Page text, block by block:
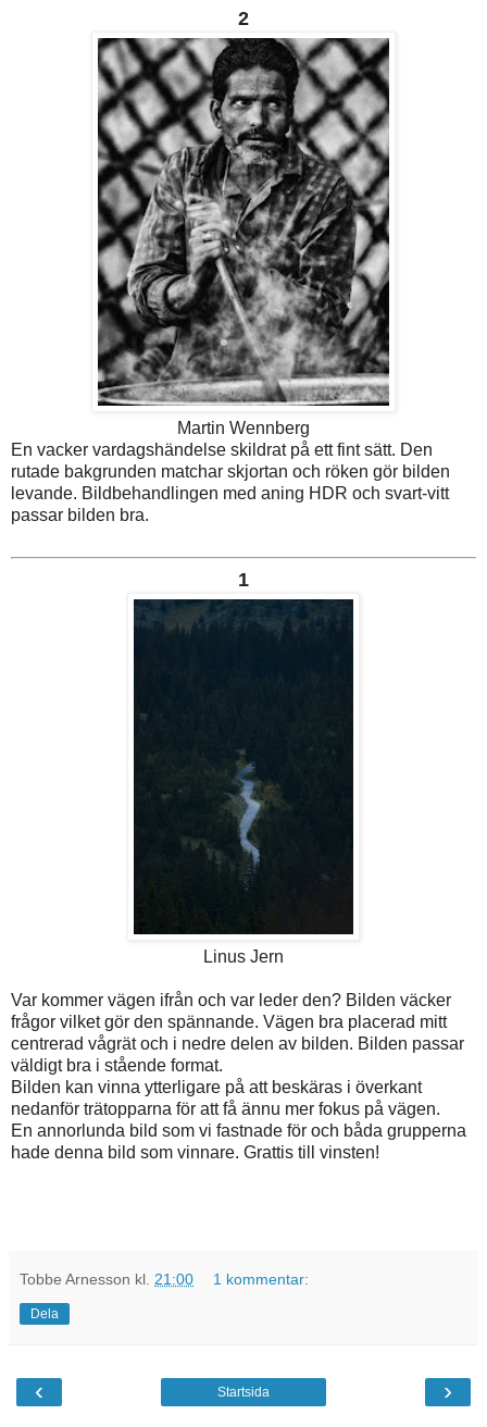
2
Martin Wennberg
En vacker vardagshändelse skildrat på ett fint sätt. Den
rutade bakgrunden matchar skjortan och röken gör bilden
levande. Bildbehandlingen med aning HDR och svart-vitt
passar bilden bra.
1
Linus Jern
Var kommer vägen ifrån och var leder den? Bilden väcker
frågor vilket gör den spännande. Vägen bra placerad mitt
centrerad vågrät och i nedre delen av bilden. Bilden passar
väldigt bra i stående format.
Bilden kan vinna ytterligare på att beskäras i överkant
nedanför trätopparna för att få ännu mer fokus på vägen.
En annorlunda bild som vi fastnade för och båda grupperna
hade denna bild som vinnare. Grattis till vinsten!
Tobbe Arnesson kl. 21:00 1 kommentar:
Dela
‹ ›
Startsida